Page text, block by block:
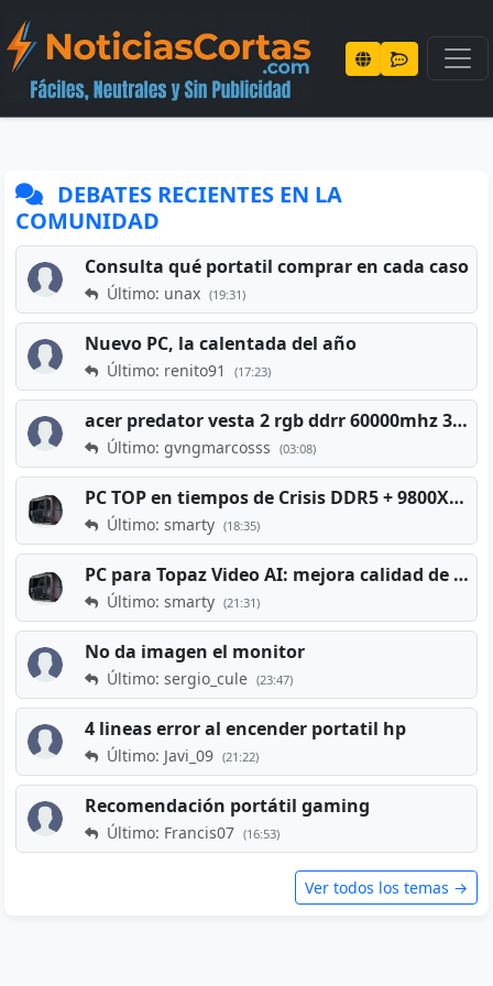
DEBATES RECIENTES EN LA
COMUNIDAD
Consulta qué portatil comprar en cada caso
Último: unax (19:31)
Nuevo PC, la calentada del año
Último: renito91 (17:23)
acer predator vesta 2 rgb ddrr 60000mhz 32gb x2 16gb
Último: gvngmarcosss (03:08)
PC TOP en tiempos de Crisis DDR5 + 9800X3D + RTX 5080 [2026][2400€]
Último: smarty (18:35)
PC para Topaz Video AI: mejora calidad de vídeos viejos
Último: smarty (21:31)
No da imagen el monitor
Último: sergio_cule (23:47)
4 lineas error al encender portatil hp
Último: Javi_09 (21:22)
Recomendación portátil gaming
Último: Francis07 (16:53)
Ver todos los temas →